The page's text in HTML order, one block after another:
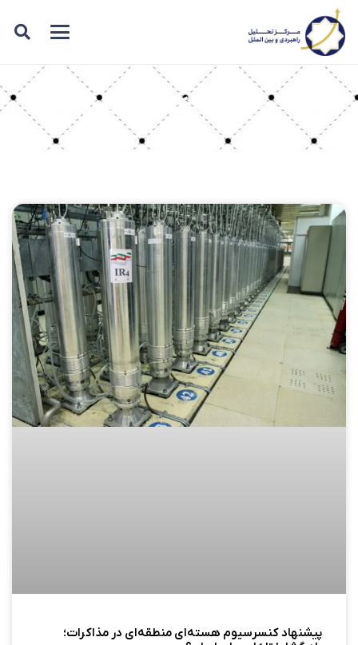
برچسب: کنسرسیوم
پیشنهاد کنسرسیوم هسته‌ای منطقه‌ای در مذاکرات؛